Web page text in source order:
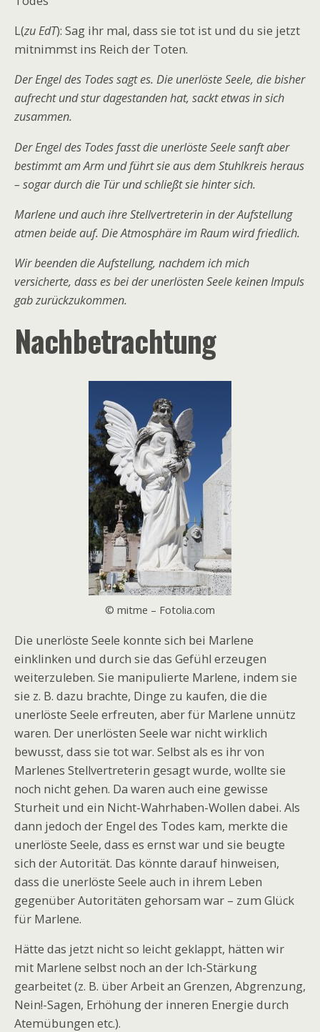
L(zu EdT): Sag ihr mal, dass sie tot ist und du sie jetzt
mitnimmst ins Reich der Toten.
Der Engel des Todes sagt es. Die unerlöste Seele, die bisher
aufrecht und stur dagestanden hat, sackt etwas in sich
zusammen.
Der Engel des Todes fasst die unerlöste Seele sanft aber
bestimmt am Arm und führt sie aus dem Stuhlkreis heraus
– sogar durch die Tür und schließt sie hinter sich.
Marlene und auch ihre Stellvertreterin in der Aufstellung
atmen beide auf. Die Atmosphäre im Raum wird friedlich.
Wir beenden die Aufstellung, nachdem ich mich
versicherte, dass es bei der unerlösten Seele keinen Impuls
gab zurückzukommen.
Nachbetrachtung
© mitme – Fotolia.com
Die unerlöste Seele konnte sich bei Marlene
einklinken und durch sie das Gefühl erzeugen
weiterzuleben. Sie manipulierte Marlene, indem sie
sie z. B. dazu brachte, Dinge zu kaufen, die die
unerlöste Seele erfreuten, aber für Marlene unnütz
waren. Der unerlösten Seele war nicht wirklich
bewusst, dass sie tot war. Selbst als es ihr von
Marlenes Stellvertreterin gesagt wurde, wollte sie
noch nicht gehen. Da waren auch eine gewisse
Sturheit und ein Nicht-Wahrhaben-Wollen dabei. Als
dann jedoch der Engel des Todes kam, merkte die
unerlöste Seele, dass es ernst war und sie beugte
sich der Autorität. Das könnte darauf hinweisen,
dass die unerlöste Seele auch in ihrem Leben
gegenüber Autoritäten gehorsam war – zum Glück
für Marlene.
Hätte das jetzt nicht so leicht geklappt, hätten wir
mit Marlene selbst noch an der Ich-Stärkung
gearbeitet (z. B. über Arbeit an Grenzen, Abgrenzung,
Nein!-Sagen, Erhöhung der inneren Energie durch
Atemübungen etc.).